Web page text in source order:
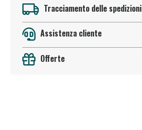
Tracciamento delle spedizioni
Assistenza cliente
Offerte